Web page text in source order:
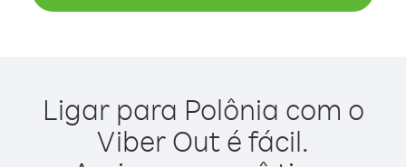
Ligar para Polônia com o
Viber Out é fácil.